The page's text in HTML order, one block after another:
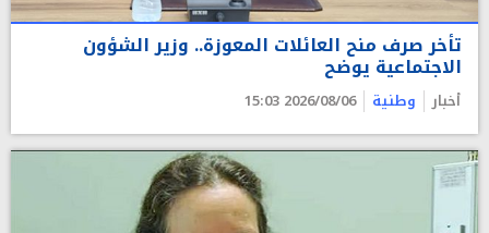
تأخر صرف منح العائلات المعوزة.. وزير الشؤون
الاجتماعية يوضح
أخبار وطنية 2026/08/06 15:03